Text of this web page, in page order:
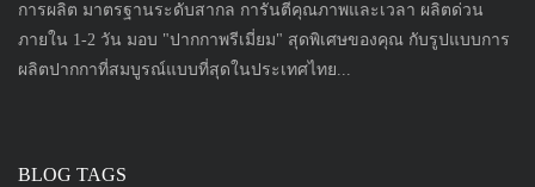
การผลิต มาตรฐานระดับสากล การันตีคุณภาพและเวลา ผลิตด่วน
ภายใน 1-2 วัน มอบ "ปากกาพรีเมี่ยม" สุดพิเศษของคุณ กับรูปแบบการ
ผลิตปากกาที่สมบูรณ์แบบที่สุดในประเทศไทย...
BLOG TAGS